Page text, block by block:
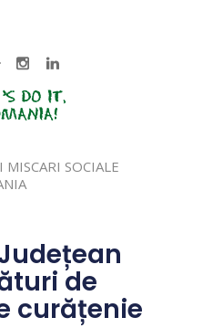
SOCIALE
de
curățenie